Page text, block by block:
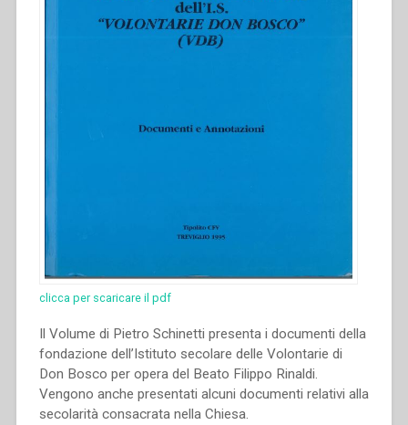
clicca per scaricare il pdf
Il Volume di Pietro Schinetti presenta i documenti della
fondazione dell’Istituto secolare delle Volontarie di
Don Bosco per opera del Beato Filippo Rinaldi.
Vengono anche presentati alcuni documenti relativi alla
secolarità consacrata nella Chiesa.